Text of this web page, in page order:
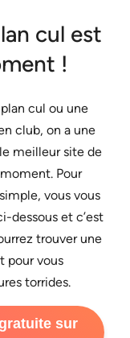
cul est
!
cul ou une
club, on a une
meilleur site de
Pour
vous vous
dessous et c’est
trouver une
pour vous
torrides.
sur